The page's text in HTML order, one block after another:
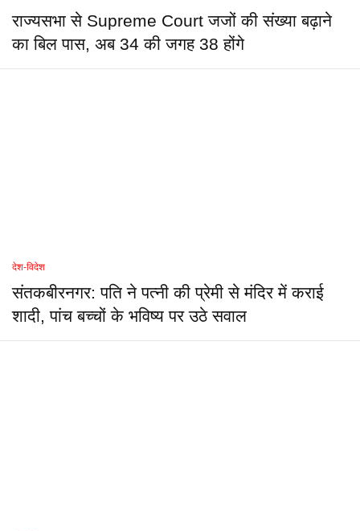
राज्यसभा से Supreme Court जजों की संख्या बढ़ाने
का बिल पास, अब 34 की जगह 38 होंगे
देश-विदेश
संतकबीरनगर: पति ने पत्नी की प्रेमी से मंदिर में कराई
शादी, पांच बच्चों के भविष्य पर उठे सवाल